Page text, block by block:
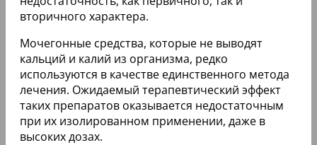
вторичного характера.
Мочегонные средства, которые не выводят
кальций и калий из организма, редко
используются в качестве единственного метода
лечения. Ожидаемый терапевтический эффект
таких препаратов оказывается недостаточным
при их изолированном применении, даже в
высоких дозах.